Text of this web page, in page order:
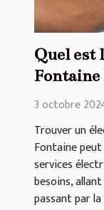
Quel est
Fontaine
3 octobre
Trouver un
Fontaine
services
besoins,
passant par